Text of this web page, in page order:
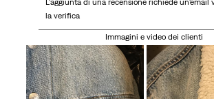
per
valutare
con
una
1
per
l'articolo
con
2
stelle.
per
l'articolo
con
3
stelle.
per
l'articolo
con
4
stelle.
L'aggiunta di una recensione richiede un'email
la verifica
Immagini e video dei clienti